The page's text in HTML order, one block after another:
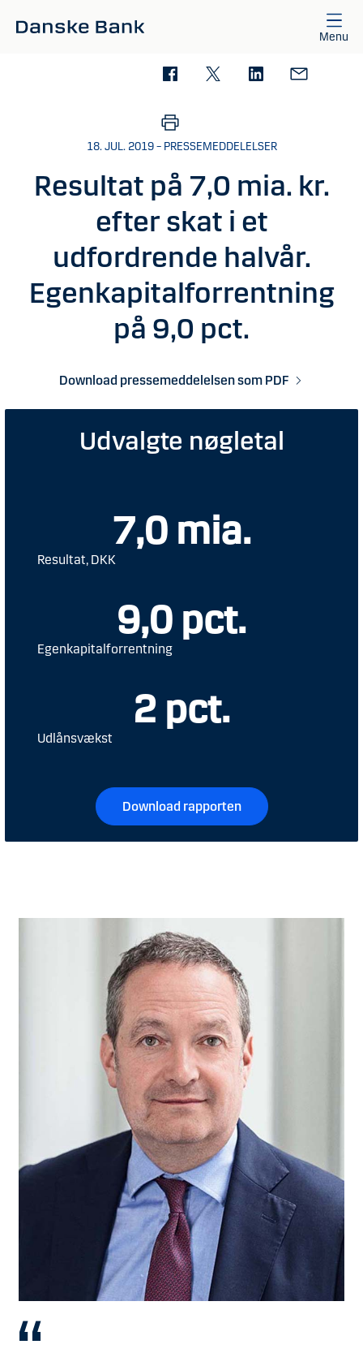
Menu
18. JUL. 2019 – PRESSEMEDDELELSER
Resultat på 7,0 mia. kr.
efter skat i et
udfordrende halvår.
Egenkapitalforrentning
på 9,0 pct.
Download pressemeddelelsen som PDF
Udvalgte nøgletal
7,0 mia.
Resultat, DKK
9,0 pct.
Egenkapitalforrentning
2 pct.
Udlånsvækst
Download rapporten